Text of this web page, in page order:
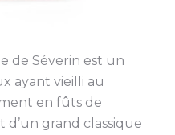
de Séverin est un
ayant vieilli au
en fûts de
d’un grand classique